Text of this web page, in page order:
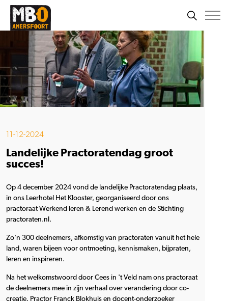
11-12-2024
Landelijke Practoratendag groot
succes!
Op 4 december 2024 vond de landelijke Practoratendag plaats,
in ons Leerhotel Het Klooster, georganiseerd door ons
practoraat Werkend leren & Lerend werken en de Stichting
practoraten.nl.
Zo'n 300 deelnemers, afkomstig van practoraten vanuit het hele
land, waren bijeen voor ontmoeting, kennismaken, bijpraten,
leren en inspireren.
Na het welkomstwoord door Cees in 't Veld nam ons practoraat
de deelnemers mee in zijn verhaal over verandering door co-
creatie. Practor Franck Blokhuis en docent-onderzoeker